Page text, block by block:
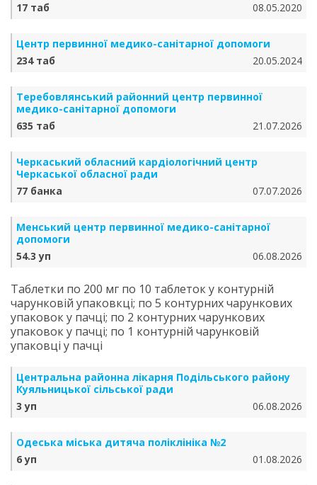
17 таб
08.05.2020
Центр первинної медико-санітарної допомоги
234 таб
20.05.2024
Теребовлянський районний центр первинної
медико-санітарної допомоги
635 таб
21.07.2026
Черкаський обласний кардіологічний центр
Черкаської обласної ради
77 банка
07.07.2026
Менський центр первинної медико-санітарної
допомоги
54.3 уп
06.08.2026
Таблетки по 200 мг по 10 таблеток у контурній
чарунковій упаковкці; по 5 контурних чарункових
упаковок у пачці; по 2 контурних чарункових
упаковок у пачці; по 1 контурній чарунковій
упаковці у пачці
Центральна районна лікарня Подільського району
Куяльницької сільської ради
3 уп
06.08.2026
Одеська міська дитяча поліклініка №2
6 уп
01.08.2026